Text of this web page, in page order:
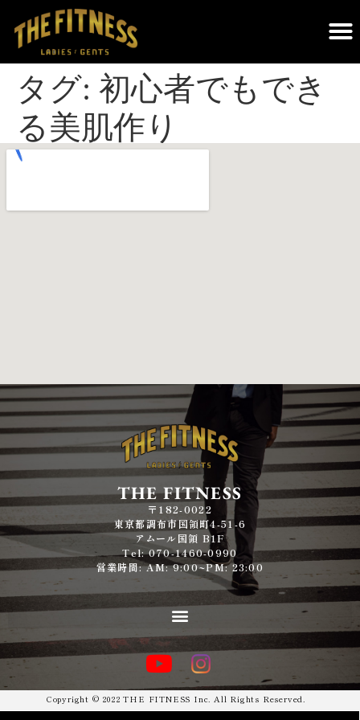
タグ: 初心者でもでき
る美肌作り
THE FITNESS
〒182-0022
東京都調布市国領町4-51-6
アムール国領 B1F
Tel: 070-1460-0990
営業時間: AM: 9:00~PM: 23:00
Copyright © 2022 THE FITNESS Inc. All Rights Reserved.